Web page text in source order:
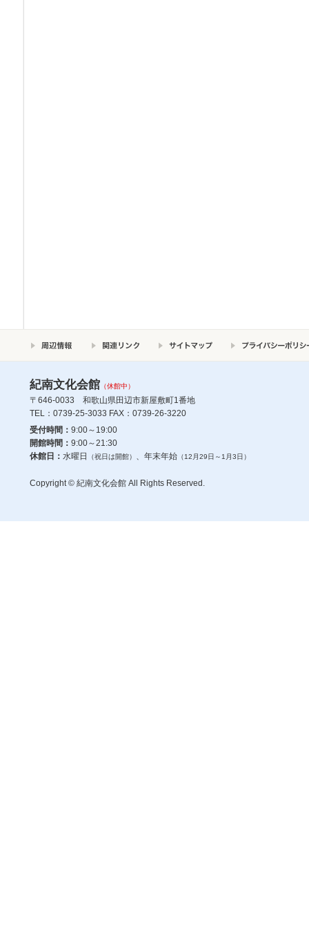
紀南文化会館 （休館中）
〒646-0033 和歌山県田辺市新屋敷町1番地
TEL：0739-25-3033 FAX：0739-26-3220
受付時間： 9:00～19:00
開館時間： 9:00～21:30
休館日： 水曜日 （祝日は開館） 、年末年始（12月29日～1月3日）
Copyright © 紀南文化会館 All Rights Reserved.